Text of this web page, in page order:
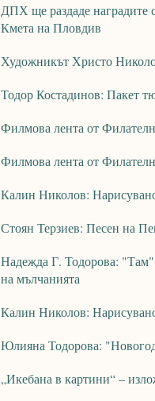
ДПХ ще раздаде наградите
Кмета на Пловдив
Художникът Христо
Тодор Костадинов: Пакет
Филмова лента от
Филмова лента от
Калин Николов:
Стоян Терзиев: Песен на
Надежда Г. Тодорова:
на мълчанията
Калин Николов:
Юлияна Тодорова:
„Икебана в картини“ –